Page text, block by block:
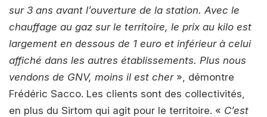
sur 3 ans avant l’ouverture de la station. Avec le
chauffage au gaz sur le territoire, le prix au kilo est
largement en dessous de 1 euro et inférieur à celui
affiché dans les autres établissements. Plus nous
vendons de GNV, moins il est cher », démontre
Frédéric Sacco. Les clients sont des collectivités,
en plus du Sirtom qui agit pour le territoire. « C’est